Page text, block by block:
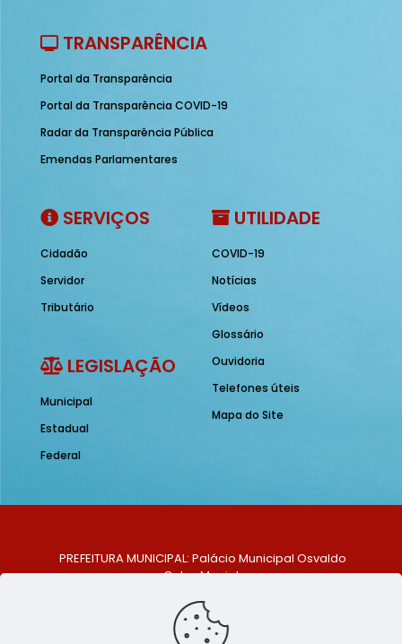
TRANSPARÊNCIA
Portal da Transparência
Portal da Transparência COVID-19
Radar da Transparência Pública
Emendas Parlamentares
SERVIÇOS
Cidadão
Servidor
Tributário
LEGISLAÇÃO
Municipal
Estadual
Federal
UTILIDADE
COVID-19
Notícias
Vídeos
Glossário
Ouvidoria
Telefones úteis
Mapa do Site
PREFEITURA MUNICIPAL: Palácio Municipal Osvaldo
Celso Maciel
Centro, São Bento do Una - PE. CEP: 553370-128
TELEFONE: (81) 99548-1569